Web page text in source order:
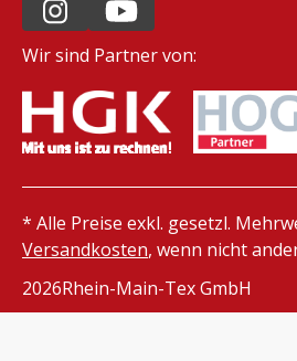
Wir sind Partner von:
* Alle Preise exkl. gesetzl.
Versandkosten, wenn nicht
2026Rhein-Main-Tex GmbH